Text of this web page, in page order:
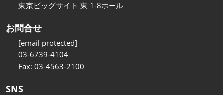
東京ビッグサイト 東 1-8ホール
お問合せ
[email protected]
03-6739-4104
Fax: 03-4563-2100
SNS